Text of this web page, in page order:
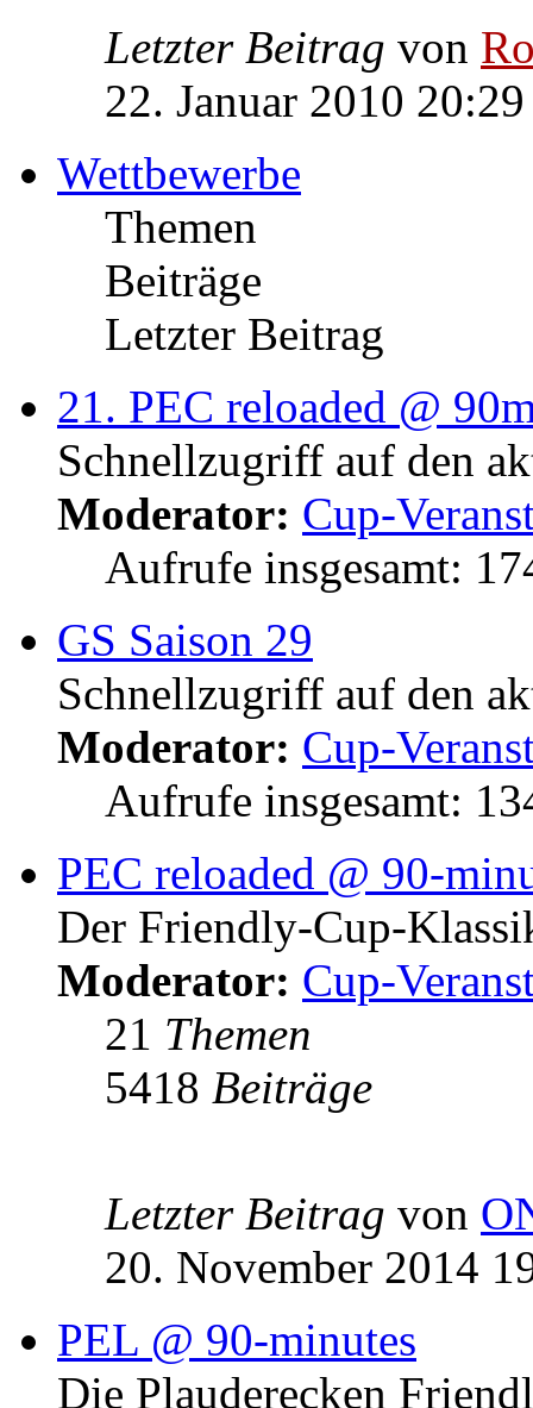
Letzter Beitrag von
22. Januar 2010 20:29
Wettbewerbe
Themen
Beiträge
Letzter Beitrag
21. PEC reloaded @
Schnellzugriff auf den
Moderator: Cup-
Aufrufe insgesamt:
GS Saison 29
Schnellzugriff auf den
Moderator: Cup-
Aufrufe insgesamt:
PEC reloaded @ 90-
Der Friendly-Cup-
Moderator: Cup-
21 Themen
5418 Beiträge
Letzter Beitrag von
20. November 2014
PEL @ 90-minutes
Die Plauderecken